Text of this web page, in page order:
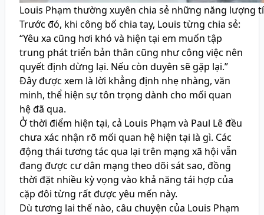
Louis Phạm thường xuyên chia sẻ những năng lượng
Trước đó, khi công bố chia tay, Louis từng chia sẻ:
“Yêu xa cũng hơi khó và hiện tại em muốn tập
trung phát triển bản thân cũng như công việc nên
quyết định dừng lại. Nếu còn duyên sẽ gặp lại.”
Đây được xem là lời khẳng định nhẹ nhàng, văn
minh, thể hiện sự tôn trọng dành cho mối quan
hệ đã qua.
Ở thời điểm hiện tại, cả Louis Phạm và Paul Lê đều
chưa xác nhận rõ mối quan hệ hiện tại là gì. Các
động thái tương tác qua lại trên mạng xã hội vẫn
đang được cư dân mạng theo dõi sát sao, đồng
thời đặt nhiều kỳ vọng vào khả năng tái hợp của
cặp đôi từng rất được yêu mến này.
Dù tương lai thế nào, câu chuyện của Louis Phạm